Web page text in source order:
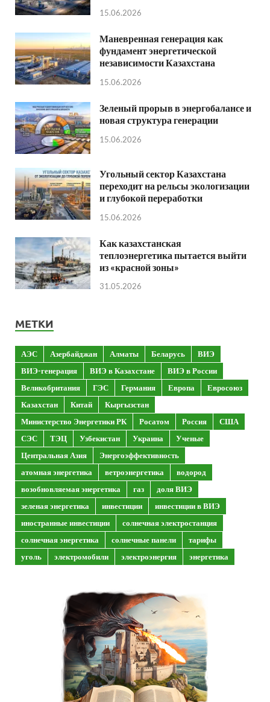
15.06.2026
Маневренная генерация как
фундамент энергетической
независимости Казахстана
15.06.2026
Зеленый прорыв в энергобалансе и
новая структура генерации
15.06.2026
Угольный сектор Казахстана
переходит на рельсы экологизации
и глубокой переработки
15.06.2026
Как казахстанская
теплоэнергетика пытается выйти
из «красной зоны»
31.05.2026
МЕТКИ
АЭС Азербайджан Алматы Беларусь
ВИЭ
ВИЭ-генерация
ВИЭ в Казахстане
ВИЭ в России
Великобритания
ГЭС Германия Европа
Евросоюз
Казахстан
Китай
Кыргызстан
Министерство Энергетики РК
Росатом Россия
США
СЭС
ТЭЦ Узбекистан Украина
Ученые
Центральная Азия
Энергоэффективность
атомная энергетика
ветроэнергетика
водород
возобновляемая энергетика
газ
доля ВИЭ
зеленая энергетика
инвестиции
инвестиции в ВИЭ
иностранные инвестиции
солнечная электростанция
солнечная энергетика
солнечные панели
тарифы
уголь
электромобили электроэнергия энергетика